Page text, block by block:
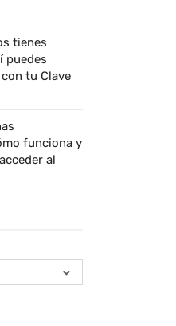
tienes
puedes
tu Clave
funciona y
al